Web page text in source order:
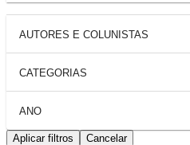
AUTORES E COLUNISTAS
CATEGORIAS
ANO
Aplicar filtros Cancelar